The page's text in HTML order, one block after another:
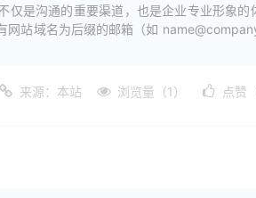
是沟通的重要渠道，也是企业专业形象的
网站域名为后缀的邮箱（如
来源：本站 浏览量（1） 点赞